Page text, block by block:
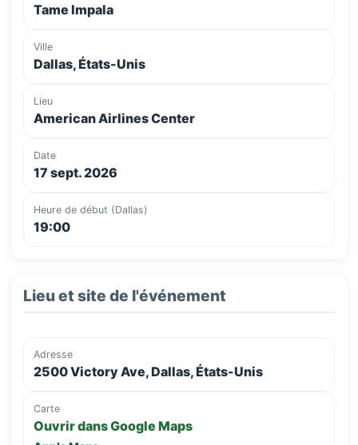
Tame Impala
Ville
Dallas, États-Unis
Lieu
American Airlines Center
Date
17 sept. 2026
Heure de début (Dallas)
19:00
Lieu et site de l'événement
Adresse
2500 Victory Ave, Dallas, États-Unis
Carte
Ouvrir dans Google Maps